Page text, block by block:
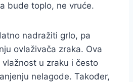
bude toplo, ne vruće.
nadražiti grlo, pa
ovlaživača zraka. Ova
u zraku i često
nelagode. Također,